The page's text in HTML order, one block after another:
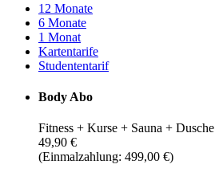
12 Monate
6 Monate
1 Monat
Kartentarife
Studententarif
Body Abo
Fitness + Kurse + Sauna + Dusche
49,90 €
(Einmalzahlung: 499,00 €)